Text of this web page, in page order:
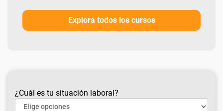
Explora todos los cursos
¿Cuál es tu situación laboral?